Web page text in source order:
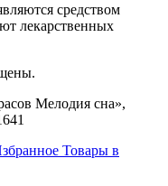
средством
лекарственных
Мелодия сна»,
Товары в